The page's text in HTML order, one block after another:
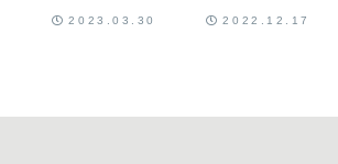
たアルミニウ
ンプテクノロ
2023.03.30
Transmitter
応のオーディ
2022.12.17